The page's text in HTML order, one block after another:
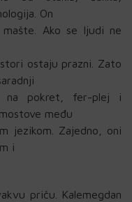
On
Ako se ljudi ne
ostaju prazni. Zato
na pokret, fer-plej i
među
jezikom. Zajedno, oni
i
priču. Kalemegdan